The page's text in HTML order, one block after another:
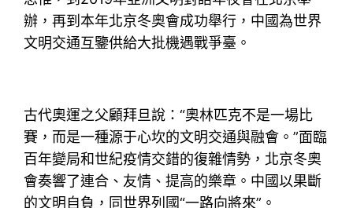
辦，再到本年北京冬奧會成功舉行，中國為世界
文明交通互鑒供給大批機遇戰爭臺。
古代奧運之父顧拜旦說：“奧林匹克不是一場比
賽，而是一種源于心坎的文明交通與融會。”面臨
百年變局和世紀疫情交錯的復雜情勢，北京冬奧
會奏響了連合、友情、提高的樂章。中國以果斷
的文明自負，同世界列國“一路向將來”。